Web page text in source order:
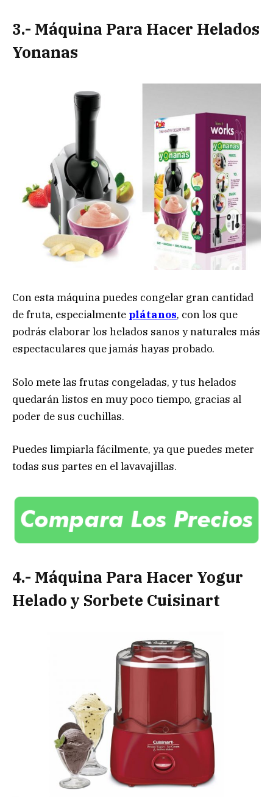
3.- Máquina Para Hacer Helados
Yonanas
Con esta máquina puedes congelar gran cantidad
de fruta, especialmente plátanos, con los que
podrás elaborar los helados sanos y naturales más
espectaculares que jamás hayas probado.
Solo mete las frutas congeladas, y tus helados
quedarán listos en muy poco tiempo, gracias al
poder de sus cuchillas.
Puedes limpiarla fácilmente, ya que puedes meter
todas sus partes en el lavavajillas.
4.- Máquina Para Hacer Yogur
Helado y Sorbete Cuisinart